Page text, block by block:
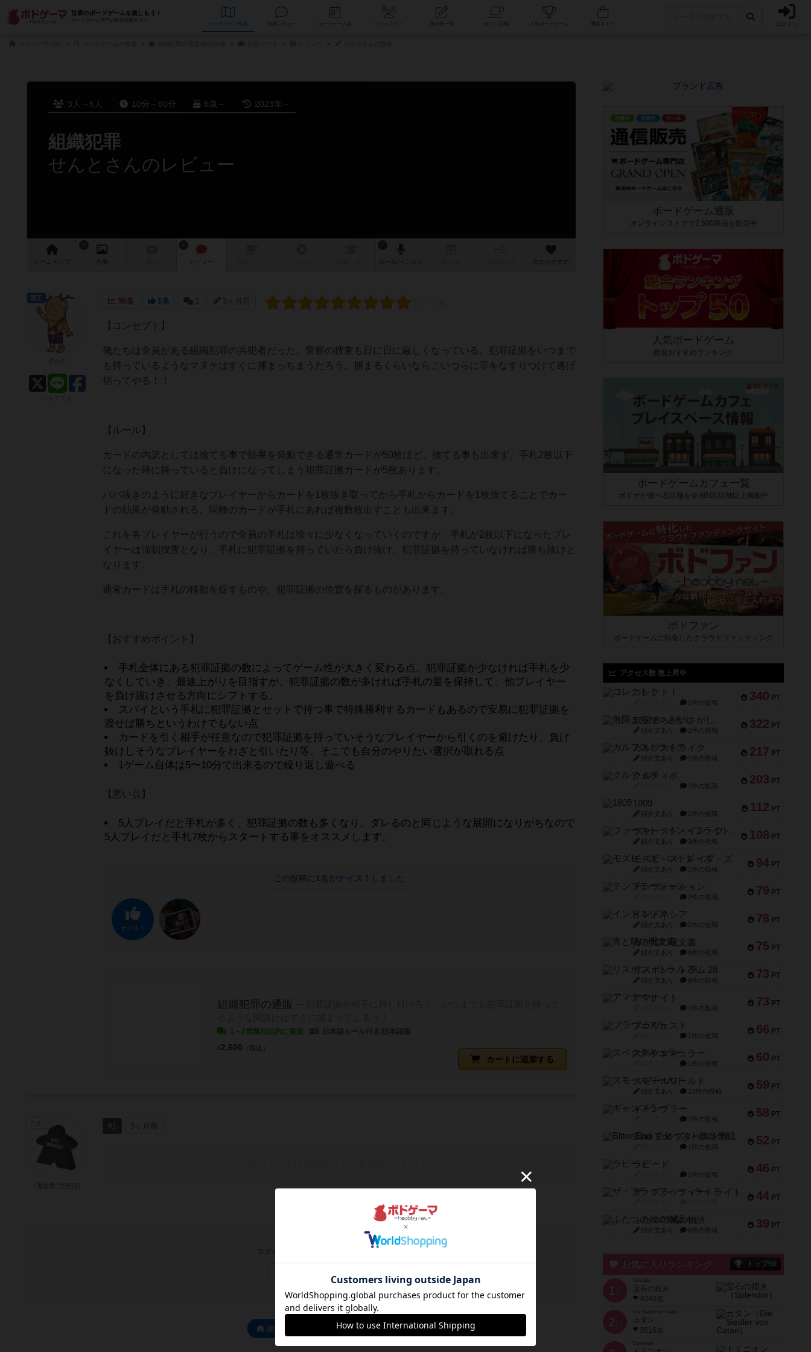
世界のボードゲームを楽しもう！
ボードゲーム専門の総合情報サイト
データベース コミュニティ 人気ボードゲーム ログイン
3人～6人 10分～60分 6歳～ 2023年～
組織犯罪
せんとさんのレビュー
ゲーム 画像 レビュー 次のおすすめ
98名 1名 1 3ヶ月前
【コンセプト】
俺たちは全員がある組織犯罪の共犯者だった。警察の捜査も日に日に厳しくなっている。犯罪証拠をいつまで
も持っているようなマヌケはすぐに捕まっちまうだろう。捕まるくらいならこいつらに罪をなすりつけて逃げ
切ってやる！！
【ルール】
カードの内訳としては捨てる事で効果を発動できる通常カードが50枚ほど、捨てる事も出来ず、手札2枚以下
になった時に持っていると負けになってしまう犯罪証拠カードが5枚あります。
ババ抜きのように好きなプレイヤーからカードを1枚抜き取ってから手札からカードを1枚捨てることでカー
ドの効果が発動される。同種のカードが手札にあれば複数枚出すことも出来ます。
これを各プレイヤーが行うので全員の手札は徐々に少なくなっていくのですが、手札が2枚以下になったプレ
イヤーは強制捜査となり、手札に犯罪証拠を持っていたら負け抜け、犯罪証拠を持っていなければ勝ち抜けと
なります。
通常カードは手札の移動を促すものや、犯罪証拠の位置を探るものがあります。
【おすすめポイント】
手札全体にある犯罪証拠の数によってゲーム性が大きく変わる点。犯罪証拠が少なければ手札を少
なくしていき、最速上がりを目指すが、犯罪証拠の数が多ければ手札の量を保持して、他プレイヤー
を負け抜けさせる方向にシフトする。
スパイという手札に犯罪証拠とセットで持つ事で特殊勝利するカードもあるので安易に犯罪証拠を
渡せば勝ちというわけでもない点
カードを引く相手が任意なので犯罪証拠を持っていそうなプレイヤーから引くのを避けたり、負け
抜けしそうなプレイヤーをわざと引いたり等、そこでも自分のやりたい選択が取れる点
1ゲーム自体は5〜10分で出来るので繰り返し遊べる
【悪い点】
5人プレイだと手札が多く、犯罪証拠の数も多くなり、ダレるのと同じような展開になりがちなので
5人プレイだと手札7枚からスタートする事をオススメします。
この投稿に 1 名がナイス！ しました
ナイス！
組織犯罪の通販
1～2営業日以内に発送
カートに追加する
¥2,600 （税込）
国王
3ヶ月前
ログイン/会員登録でコメント
組織犯罪のトップに戻る
ボードゲーム通販
オンラインストアで7,500商品を販売中
人気ボードゲーム
総合おすすめランキング
ボードゲームカフェ一覧
ボドゲが遊べる店舗を全国500店舗以上掲載中
ボドファン
ボードゲームに特化したクラウドファンディング
アクセス数 急上昇中
340 PT
コレクト！
1件の投稿
322 PT
無限まちがいさがし
紹介文あり 2件の投稿
217 PT
ガルフストライク
紹介文あり 1件の投稿
203 PT
クルティボ
1件の投稿
112 PT
1809
紹介文あり 1件の投稿
108 PT
ファースト・イン・フライト
紹介文あり 3件の投稿
94 PT
モズビ－ズ・レイダ－ズ
紹介文あり 1件の投稿
79 PT
テンプテーション
2件の投稿
78 PT
インドネシア
紹介文あり 2件の投稿
75 PT
宵と暁の呪文書
紹介文あり 8件の投稿
73 PT
リスボン・トラム 28
紹介文あり 9件の投稿
73 PT
アマナイト
1件の投稿
66 PT
ブラヴェスト
1件の投稿
60 PT
スペクタキュラー
1件の投稿
59 PT
スモールワールド
紹介文あり 13件の投稿
58 PT
ギャンブラー
2件の投稿
52 PT
Bitter End ブタペスト救出作戦
1件の投稿
46 PT
ラピード
1件の投稿
44 PT
ザ・フラッフィー・ライト
39 PT
ふたつの城の物語
紹介文あり 6件の投稿
お気に入りランキング トップ50
1 位
宝石の煌き
4040名
2 位
Die Siedler von Catan
カタン
3616名